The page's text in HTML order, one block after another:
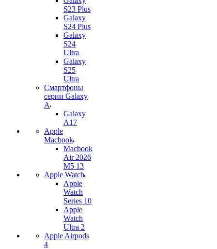
S23 Plus
Galaxy
S24 Plus
Galaxy
S24
Ultra
Galaxy
S25
Ultra
Смартфоны
серии Galaxy
A
Galaxy
A17
Apple
Macbook
Macbook
Air 2026
M5 13
Apple Watch
Apple
Watch
Series 10
Apple
Watch
Ultra 2
Apple Airpods
4